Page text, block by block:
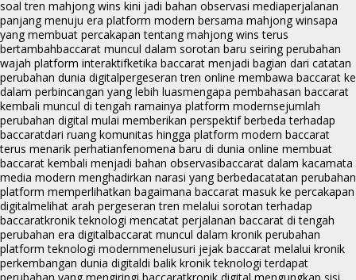
soal tren mahjong wins kini jadi bahan observasi mediaperjalanan
panjang menuju era platform modern bersama mahjong winsapa
yang membuat percakapan tentang mahjong wins terus
bertambahbaccarat muncul dalam sorotan baru seiring perubahan
wajah platform interaktifketika baccarat menjadi bagian dari catatan
perubahan dunia digitalpergeseran tren online membawa baccarat ke
dalam perbincangan yang lebih luasmengapa pembahasan baccarat
kembali muncul di tengah ramainya platform modernsejumlah
perubahan digital mulai memberikan perspektif berbeda terhadap
baccaratdari ruang komunitas hingga platform modern baccarat
terus menarik perhatianfenomena baru di dunia online membuat
baccarat kembali menjadi bahan observasibaccarat dalam kacamata
media modern menghadirkan narasi yang berbedacatatan perubahan
platform memperlihatkan bagaimana baccarat masuk ke percakapan
digitalmelihat arah pergeseran tren melalui sorotan terhadap
baccaratkronik teknologi mencatat perjalanan baccarat di tengah
perubahan era digitalbaccarat muncul dalam kronik perubahan
platform teknologi modernmenelusuri jejak baccarat melalui kronik
perkembangan dunia digitaldi balik kronik teknologi terdapat
perubahan yang mengiringi baccaratkronik digital mengungkap sisi